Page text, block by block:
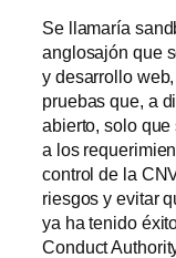
Se llamaría
anglosajón que
y desarrollo
pruebas que, a
abierto, solo
a los
control de la
riesgos y evitar
ya ha tenido
Conduct